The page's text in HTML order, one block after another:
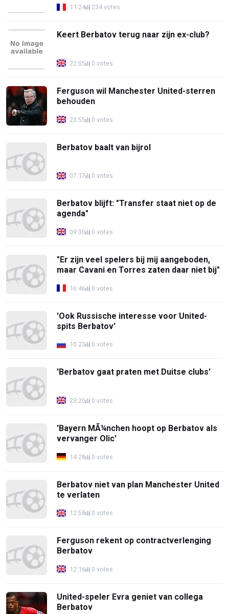
11:24 234 votes
Keert Berbatov terug naar zijn ex-club?
22:05 0 votes
Ferguson wil Manchester United-sterren
behouden
23:55 0 votes
Berbatov baalt van bijrol
07:17 0 votes
Berbatov blijft: "Transfer staat niet op de
agenda"
09:30 0 votes
"Er zijn veel spelers bij mij aangeboden,
maar Cavani en Torres zaten daar niet bij"
16:46 0 votes
'Ook Russische interesse voor United-
spits Berbatov'
10:23 0 votes
'Berbatov gaat praten met Duitse clubs'
23:20 0 votes
'Bayern MÃ¼nchen hoopt op Berbatov als
vervanger Olic'
14:28 0 votes
Berbatov niet van plan Manchester United
te verlaten
12:58 0 votes
Ferguson rekent op contractverlenging
Berbatov
12:16 0 votes
United-speler Evra geniet van collega
Berbatov